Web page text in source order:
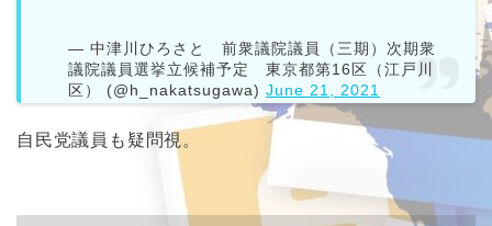
— 中津川ひろさと 前衆議院議員（三期）次期衆
議院議員選挙立候補予定 東京都第16区（江戸川
区） (@h_nakatsugawa)June 21, 2021
自民党議員も疑問視。